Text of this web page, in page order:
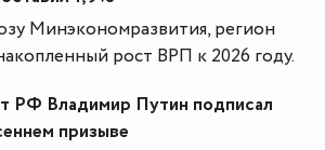
Минэкономразвития, регион
рост ВРП к 2026 году.
РФ Владимир Путин подписал
призыве